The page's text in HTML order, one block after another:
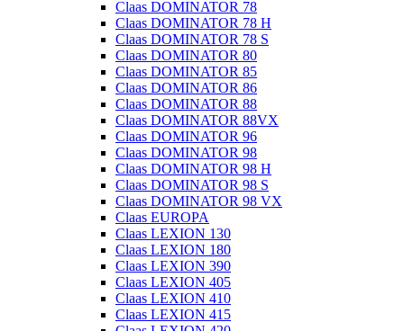
Claas DOMINATOR 78
Claas DOMINATOR 78 H
Claas DOMINATOR 78 S
Claas DOMINATOR 80
Claas DOMINATOR 85
Claas DOMINATOR 86
Claas DOMINATOR 88
Claas DOMINATOR 88VX
Claas DOMINATOR 96
Claas DOMINATOR 98
Claas DOMINATOR 98 H
Claas DOMINATOR 98 S
Claas DOMINATOR 98 VX
Claas EUROPA
Claas LEXION 130
Claas LEXION 180
Claas LEXION 390
Claas LEXION 405
Claas LEXION 410
Claas LEXION 415